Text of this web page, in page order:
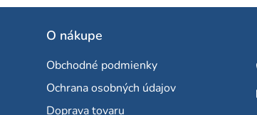
O nákupe
Obchodné podmienky
Ochrana osobných údajov
Doprava tovaru